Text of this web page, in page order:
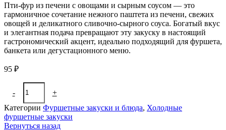
Пти-фур из печени с овощами и сырным соусом — это
гармоничное сочетание нежного паштета из печени, свежих
овощей и деликатного сливочно-сырного соуса. Богатый вкус
и элегантная подача превращают эту закуску в настоящий
гастрономический акцент, идеально подходящий для фуршета,
банкета или дегустационного меню.
95 ₽
-
Количество
товара
Пти-
фур
из
+
Категории Фуршетные закуски и блюда, Холодные
фуршетные закуски
Вернуться назад